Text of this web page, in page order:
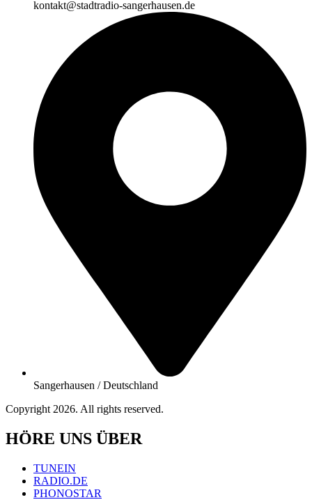
kontakt@stadtradio-sangerhausen.de
Sangerhausen / Deutschland
Copyright 2026. All rights reserved.
HÖRE UNS ÜBER
TUNEIN
RADIO.DE
PHONOSTAR